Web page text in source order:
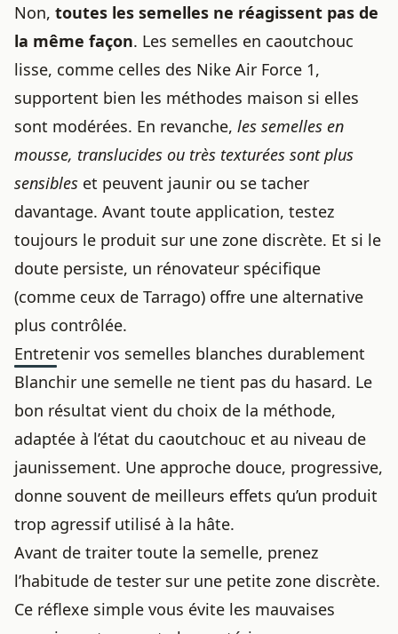
Non, toutes les semelles ne réagissent pas de
la même façon. Les semelles en caoutchouc
lisse, comme celles des Nike Air Force 1,
supportent bien les méthodes maison si elles
sont modérées. En revanche, les semelles en
mousse, translucides ou très texturées sont plus
sensibles et peuvent jaunir ou se tacher
davantage. Avant toute application, testez
toujours le produit sur une zone discrète. Et si le
doute persiste, un rénovateur spécifique
(comme ceux de Tarrago) offre une alternative
plus contrôlée.
Entretenir vos semelles blanches durablement
Blanchir une semelle ne tient pas du hasard. Le
bon résultat vient du choix de la méthode,
adaptée à l’état du caoutchouc et au niveau de
jaunissement. Une approche douce, progressive,
donne souvent de meilleurs effets qu’un produit
trop agressif utilisé à la hâte.
Avant de traiter toute la semelle, prenez
l’habitude de tester sur une petite zone discrète.
Ce réflexe simple vous évite les mauvaises